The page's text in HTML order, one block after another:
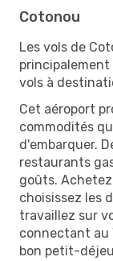
Cotonou
Les vols de
vols à
Cet aéroport
commodités
d'embarquer.
restaurants
goûts.
choisissez les
travaillez sur
connectant au
bon petit-